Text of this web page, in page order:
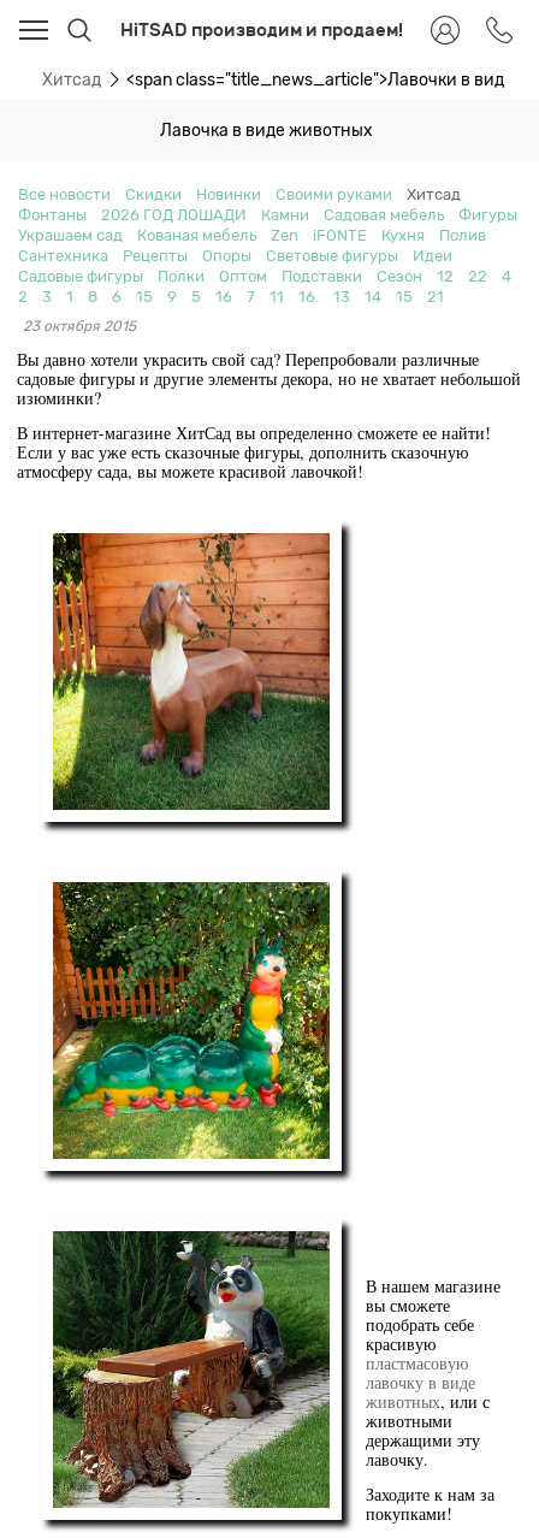
HiTSAD производим и продаем!
Хитсад <span class="title_news_article">Лавочки в виде
Лавочка в виде животных
Все новости Скидки Новинки Своими руками
Хитсад
Фонтаны
2026 ГОД ЛОШАДИ Камни Садовая мебель
Фигуры
Украшаем сад
Кованая мебель Zen iFONTE Кухня
Полив
Сантехника
Рецепты Опоры Световые фигуры
Идеи
Садовые фигуры
Полки Оптом Подставки Сезон 12 22
4
2
3 1 8 6 15 9 5 16 7 11 16. 13 14 15 21
23 октября 2015
Вы давно хотели украсить свой сад? Перепробовали различные
садовые фигуры и другие элементы декора, но не хватает небольшой
изюминки?
В интернет-магазине ХитСад вы определенно сможете ее найти!
Если у вас уже есть сказочные фигуры, дополнить сказочную
атмосферу сада, вы можете красивой лавочкой!
В нашем магазине
вы сможете
подобрать себе
красивую
пластмасовую
лавочку в виде
животных, или с
животными
держащими эту
лавочку.
Заходите к нам за
покупками!